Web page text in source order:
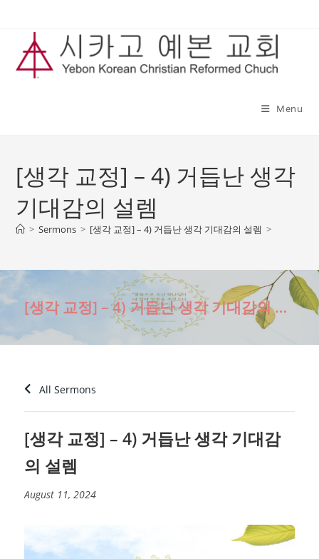
content
Menu
[생각 교정] – 4) 거듭난 생각
기대감의 설렘
> Sermons > [생각 교정] – 4) 거듭난 생각 기대감의 설렘 >
[생각 교정] – 4) 거듭난 생각 기대감의 설렘
All Sermons
[생각 교정] – 4) 거듭난 생각 기대감
의 설렘
August 11, 2024